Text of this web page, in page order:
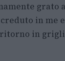
grato
in me
in